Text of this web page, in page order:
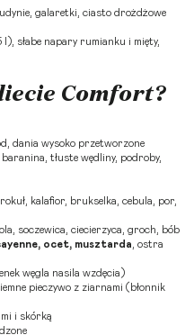
galaretki, ciasto drożdżowe
słabe napary rumianku i mięty,
Comfort?
dania wysoko przetworzone
tłuste wędliny, podroby,
kalafior, brukselka, cebula, por,
soczewica, ciecierzyca, groch, bób
ocet, musztarda , ostra
węgla nasila wzdęcia)
pieczywo z ziarnami (błonnik
i skórką